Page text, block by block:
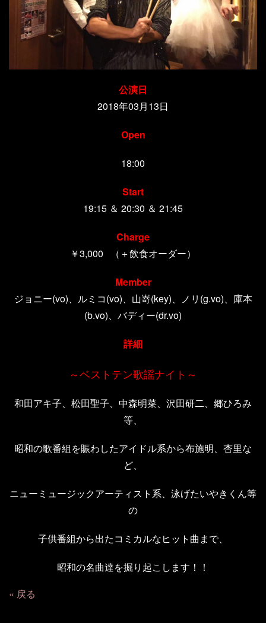
公演日
2018年03月13日
Open
18:00
Start
19:15 ＆ 20:30 ＆ 21:45
Charge
￥3,000 （＋飲食オーダー）
Member
ジョニー(vo)、ルミコ(vo)、山嵜(key)、ノリ(g.vo)、庫本
(b.vo)、バディー(dr.vo)
詳細
～ベストテン歌謡ナイト～
和田アキ子、松田聖子、中森明菜、沢田研二、郷ひろみ
等、
昭和の歌番組を賑わしたアイドル系から布施明、杏里な
ど、
ニューミュージックアーティスト系、泳げたいやきくん等
の
子供番組から出たコミカルなヒット曲まで、
昭和の名曲達を掘り起こします！！
戻る